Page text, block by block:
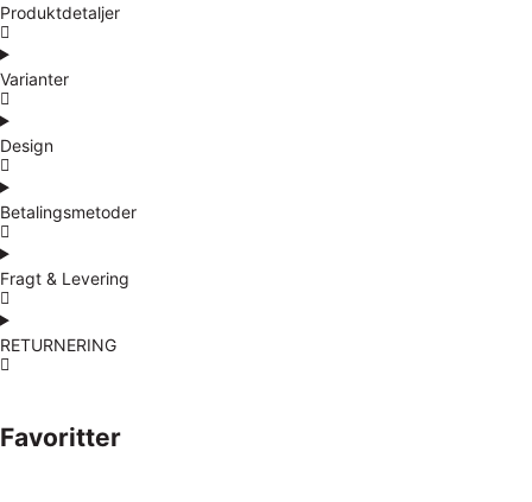
Produktdetaljer
Varianter
Design
Betalingsmetoder
Fragt & Levering
RETURNERING
Favoritter